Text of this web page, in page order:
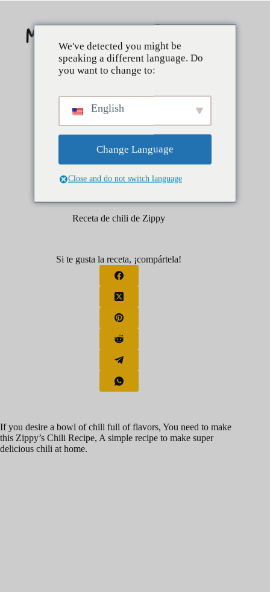
contenido
Receta de chili de Zippy
Si te gusta la receta, ¡compártela!
If you desire a bowl of chili full of flavors, You need to make
this Zippy’s Chili Recipe, A simple recipe to make super
delicious chili at home.
We've detected you might be
speaking a different language. Do
you want to change to:
English
Change Language
Close and do not switch language